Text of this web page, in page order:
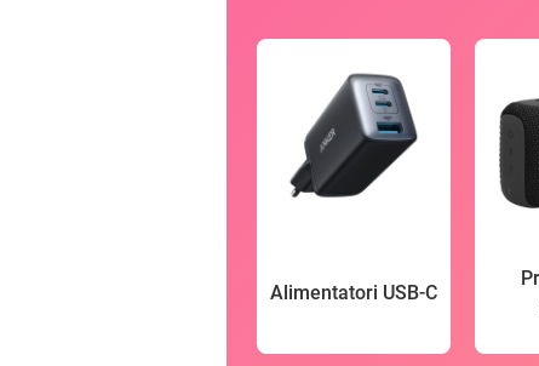
Alimentatori USB-C